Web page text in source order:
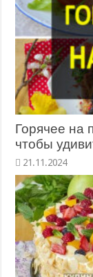
Горячее на
чтобы
21.11.2024